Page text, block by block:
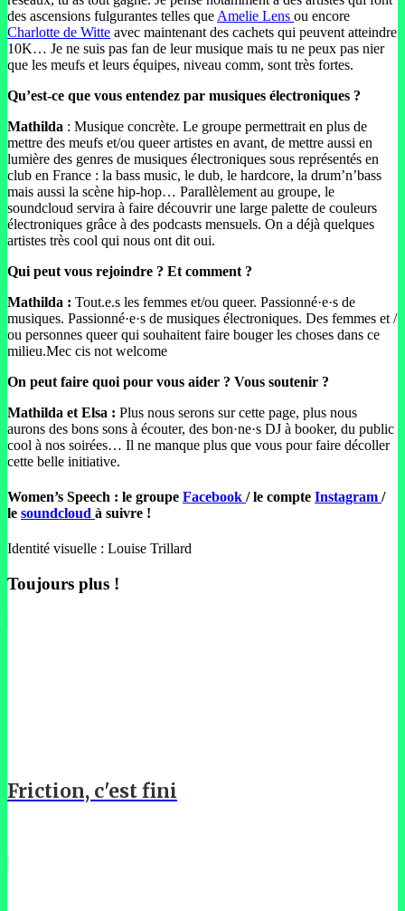
des ascensions fulgurantes telles que Amelie Lens ou encore
Charlotte de Witte avec maintenant des cachets qui peuvent atteindre
10K… Je ne suis pas fan de leur musique mais tu ne peux pas nier
que les meufs et leurs équipes, niveau comm, sont très fortes.
Qu’est-ce que vous entendez par musiques électroniques ?
Mathilda : Musique concrète. Le groupe permettrait en plus de
mettre des meufs et/ou queer artistes en avant, de mettre aussi en
lumière des genres de musiques électroniques sous représentés en
club en France : la bass music, le dub, le hardcore, la drum’n’bass
mais aussi la scène hip-hop… Parallèlement au groupe, le
soundcloud servira à faire découvrir une large palette de couleurs
électroniques grâce à des podcasts mensuels. On a déjà quelques
artistes très cool qui nous ont dit oui.
Qui peut vous rejoindre ? Et comment ?
Mathilda : Tout.e.s les femmes et/ou queer. Passionné·e·s de
musiques. Passionné·e·s de musiques électroniques. Des femmes et /
ou personnes queer qui souhaitent faire bouger les choses dans ce
milieu.Mec cis not welcome
On peut faire quoi pour vous aider ? Vous soutenir ?
Mathilda et Elsa : Plus nous serons sur cette page, plus nous
aurons des bons sons à écouter, des bon·ne·s DJ à booker, du public
cool à nos soirées… Il ne manque plus que vous pour faire décoller
cette belle initiative.
Women’s Speech : le groupe Facebook / le compte Instagram /
le soundcloud à suivre !
Identité visuelle : Louise Trillard
Toujours plus !
Friction, c'est fini